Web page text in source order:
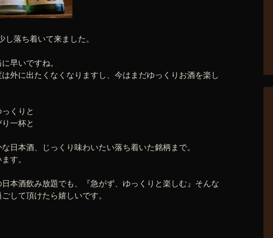
し落ち着いて来ました。
早いですね。
外に出たくなくなりますし、今はまだゆっくりお酒を楽し
くりと
一杯と
日本酒、じっくり味わいたい落ち着いた銘柄まで。
す。
本酒飲み放題でも、『急がず、ゆっくりと楽しむ』そんな
して頂けたら嬉しいです。